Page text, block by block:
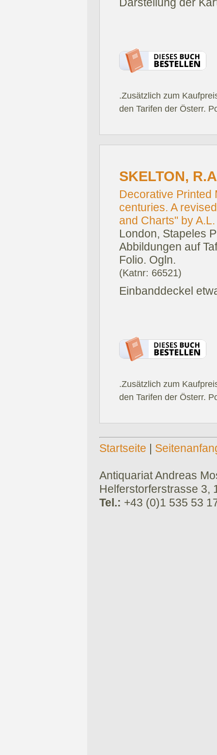
.Zusätzlich zum
den Tarifen der Österr.
SKELTON,
Decorative Printed
centuries. A
and Charts" by
London, Stapeles
Abbildungen auf
Folio. Ogln.
(Katnr: 66521)
Einbanddeckel
.Zusätzlich zum
den Tarifen der Österr.
Startseite |
Antiquariat Andreas
Helferstorferstrasse 3,
Tel.: +43 (0)1 535 53